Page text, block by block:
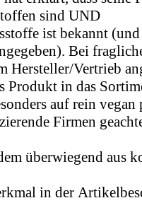
sind UND
ist bekannt
Bei
Hersteller/Vertrieb
Produkt in das
auf rein vegan
Firmen
überwiegend aus
in der